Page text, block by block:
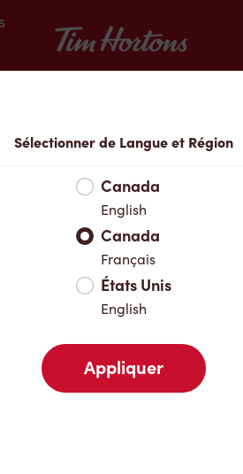
Tim Hortons
Favoris
Sélectionner de Langue et Région
Canada
English
Canada
Français
États Unis
English
Appliquer